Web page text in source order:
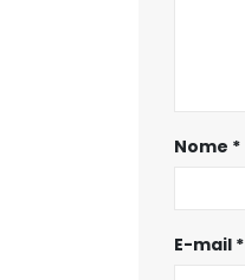
Nome *
E-mail *